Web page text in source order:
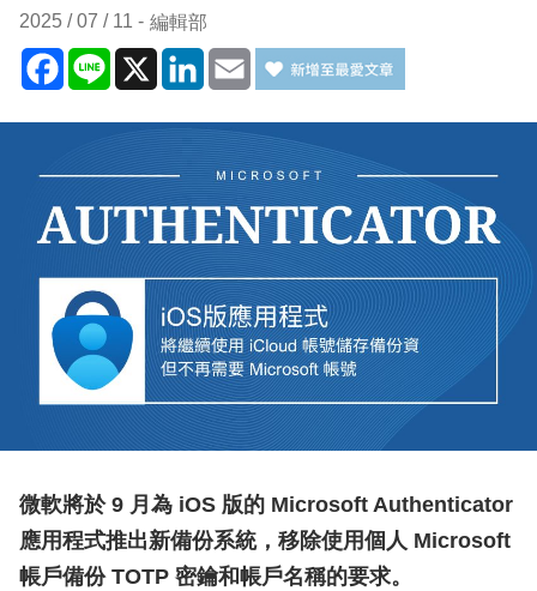
2025 / 07 / 11 編輯部
Facebook
Line X LinkedIn
Email
微軟將於 9 月為 iOS 版的 Microsoft Authenticator
應用程式推出新備份系統，移除使用個人 Microsoft
帳戶備份 TOTP 密鑰和帳戶名稱的要求。